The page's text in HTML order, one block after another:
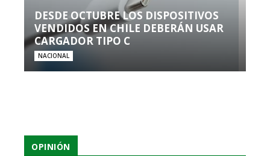
DESDE OCTUBRE LOS DISPOSITIVOS
VENDIDOS EN CHILE DEBERÁN USAR
CARGADOR TIPO C
NACIONAL
OPINIÓN